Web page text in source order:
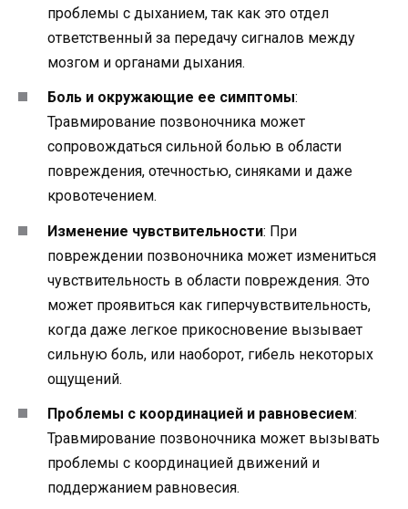
проблемы с дыханием, так как это отдел
ответственный за передачу сигналов между
мозгом и органами дыхания.
Боль и окружающие ее симптомы:
Травмирование позвоночника может
сопровождаться сильной болью в области
повреждения, отечностью, синяками и даже
кровотечением.
Изменение чувствительности: При
повреждении позвоночника может измениться
чувствительность в области повреждения. Это
может проявиться как гиперчувствительность,
когда даже легкое прикосновение вызывает
сильную боль, или наоборот, гибель некоторых
ощущений.
Проблемы с координацией и равновесием:
Травмирование позвоночника может вызывать
проблемы с координацией движений и
поддержанием равновесия.